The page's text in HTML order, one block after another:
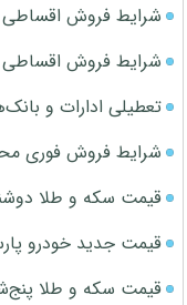
شرایط فروش اقساطی KMC SR6 کرمان موتور اعلام شد
شرایط فروش اقساطی JAC J4 (مرداد 1405)
تعطیلی ادارات و بانک‌های 5 استان در روز
شرایط فروش فوری
قیمت سکه و طلا دوشنبه 12 مرداد
قیمت جدید خودرو پارس
قیمت سکه و طلا پنج‌شنبه 15